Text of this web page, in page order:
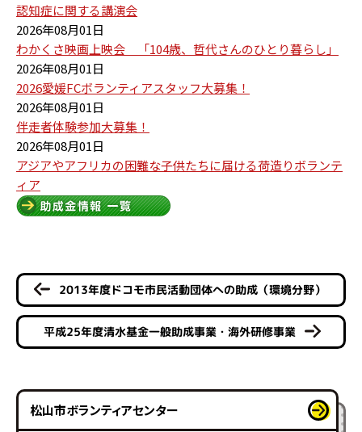
認知症に関する講演会
2026年08月01日
わかくさ映画上映会 「104歳、哲代さんのひとり暮らし」
2026年08月01日
2026愛媛FCボランティアスタッフ大募集！
2026年08月01日
伴走者体験参加大募集！
2026年08月01日
アジアやアフリカの困難な子供たちに届ける荷造りボランテ
ィア
2013年度ドコモ市民活動団体への助成（環境分野）
平成25年度清水基金一般助成事業・海外研修事業
松山市ボランティアセンター